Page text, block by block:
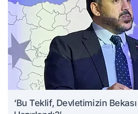
‘Bu Teklif, Devletimizin